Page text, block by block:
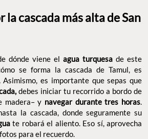
la cascada más alta de San
dónde viene el agua turquesa de este
se forma la cascada de Tamul, es
es importante que sepas que
debes iniciar tu recorrido a bordo de
madera– y navegar durante tres horas
la cascada, donde seguramente su
te robará el aliento. Eso sí, aprovecha
para el recuerdo.